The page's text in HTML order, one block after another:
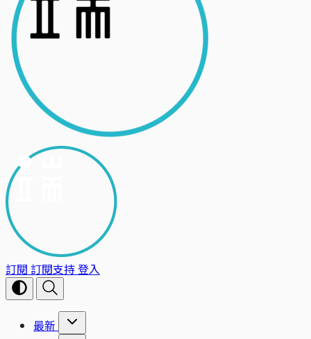
訂閱 訂閱支持登入
最新